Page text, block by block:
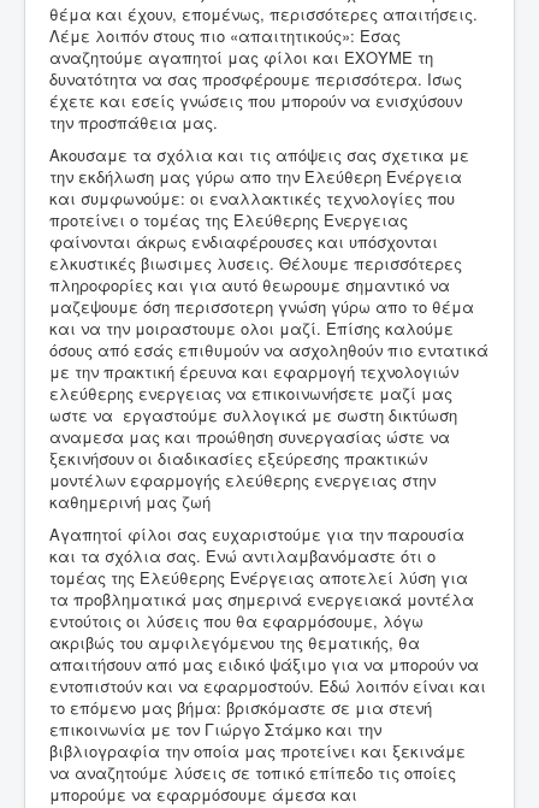
θέμα και έχουν, επομένως, περισσότερες απαιτήσεις.
Λέμε λοιπόν στους πιο «απαιτητικούς»: Εσας
αναζητούμε αγαπητοί μας φίλοι και ΕΧΟΥΜΕ τη
δυνατότητα να σας προσφέρουμε περισσότερα. Ισως
έχετε και εσείς γνώσεις που μπορούν να ενισχύσουν
την προσπάθεια μας.
Ακουσαμε τα σχόλια και τις απόψεις σας σχετικα με
την εκδήλωση μας γύρω απο την Ελεύθερη Ενέργεια
και συμφωνούμε: οι εναλλακτικές τεχνολογίες που
προτείνει ο τομέας της Ελεύθερης Ενεργειας
φαίνονται άκρως ενδιαφέρουσες και υπόσχονται
ελκυστικές βιωσιμες λυσεις. Θέλουμε περισσότερες
πληροφορίες και για αυτό θεωρουμε σημαντικό να
μαζεψουμε όση περισσοτερη γνώση γύρω απο το θέμα
και να την μοιραστουμε ολοι μαζί. Επίσης καλούμε
όσους από εσάς επιθυμούν να ασχοληθούν πιο εντατικά
με την πρακτική έρευνα και εφαρμογή τεχνολογιών
ελεύθερης ενεργειας να επικοινωνήσετε μαζί μας
ωστε να εργαστούμε συλλογικά με σωστη δικτύωση
αναμεσα μας και προώθηση συνεργασίας ώστε να
ξεκινήσουν οι διαδικασίες εξεύρεσης πρακτικών
μοντέλων εφαρμογής ελεύθερης ενεργειας στην
καθημερινή μας ζωή
Αγαπητοί φίλοι σας ευχαριστούμε για την παρουσία
και τα σχόλια σας. Ενώ αντιλαμβανόμαστε ότι ο
τομέας της Ελεύθερης Ενέργειας αποτελεί λύση για
τα προβληματικά μας σημερινά ενεργειακά μοντέλα
εντούτοις οι λύσεις που θα εφαρμόσουμε, λόγω
ακριβώς του αμφιλεγόμενου της θεματικής, θα
απαιτήσουν από μας ειδικό ψάξιμο για να μπορούν να
εντοπιστούν και να εφαρμοστούν. Εδώ λοιπόν είναι και
το επόμενο μας βήμα: βρισκόμαστε σε μια στενή
επικοινωνία με τον Γιώργο Στάμκο και την
βιβλιογραφία την οποία μας προτείνει και ξεκινάμε
να αναζητούμε λύσεις σε τοπικό επίπεδο τις οποίες
μπορούμε να εφαρμόσουμε άμεσα και